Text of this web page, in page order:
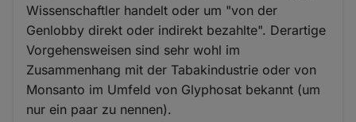
Wissenschaftler handelt oder um "von der
Genlobby direkt oder indirekt bezahlte". Derartige
Vorgehensweisen sind sehr wohl im
Zusammenhang mit der Tabakindustrie oder von
Monsanto im Umfeld von Glyphosat bekannt (um
nur ein paar zu nennen).